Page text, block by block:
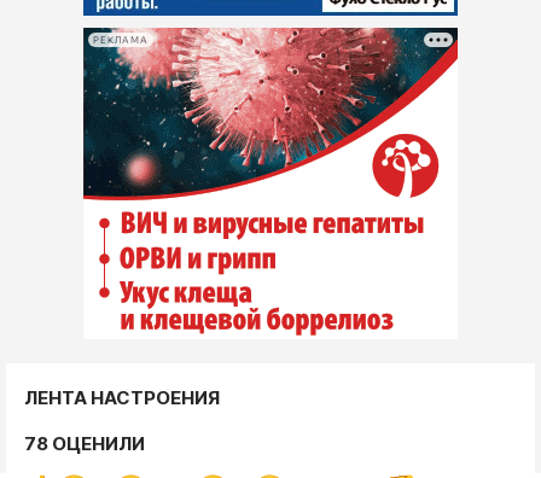
РЕКЛАМА
ЛЕНТА НАСТРОЕНИЯ
78 ОЦЕНИЛИ